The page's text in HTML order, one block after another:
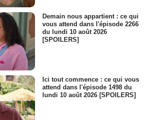
Demain nous appartient : ce qui
vous attend dans l'épisode 2266
du lundi 10 août 2026
[SPOILERS]
Ici tout commence : ce qui vous
attend dans l'épisode 1498 du
lundi 10 août 2026 [SPOILERS]